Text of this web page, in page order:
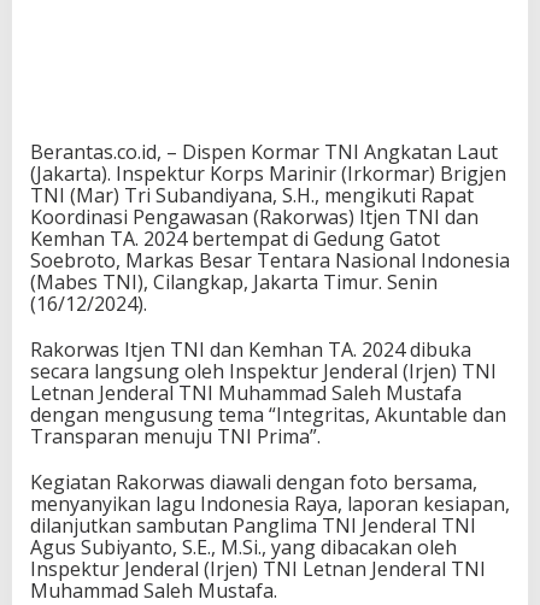
Berantas.co.id, – Dispen Kormar TNI Angkatan Laut
(Jakarta). Inspektur Korps Marinir (Irkormar) Brigjen
TNI (Mar) Tri Subandiyana, S.H., mengikuti Rapat
Koordinasi Pengawasan (Rakorwas) Itjen TNI dan
Kemhan TA. 2024 bertempat di Gedung Gatot
Soebroto, Markas Besar Tentara Nasional Indonesia
(Mabes TNI), Cilangkap, Jakarta Timur. Senin
(16/12/2024).
Rakorwas Itjen TNI dan Kemhan TA. 2024 dibuka
secara langsung oleh Inspektur Jenderal (Irjen) TNI
Letnan Jenderal TNI Muhammad Saleh Mustafa
dengan mengusung tema “Integritas, Akuntable dan
Transparan menuju TNI Prima”.
Kegiatan Rakorwas diawali dengan foto bersama,
menyanyikan lagu Indonesia Raya, laporan kesiapan,
dilanjutkan sambutan Panglima TNI Jenderal TNI
Agus Subiyanto, S.E., M.Si., yang dibacakan oleh
Inspektur Jenderal (Irjen) TNI Letnan Jenderal TNI
Muhammad Saleh Mustafa.